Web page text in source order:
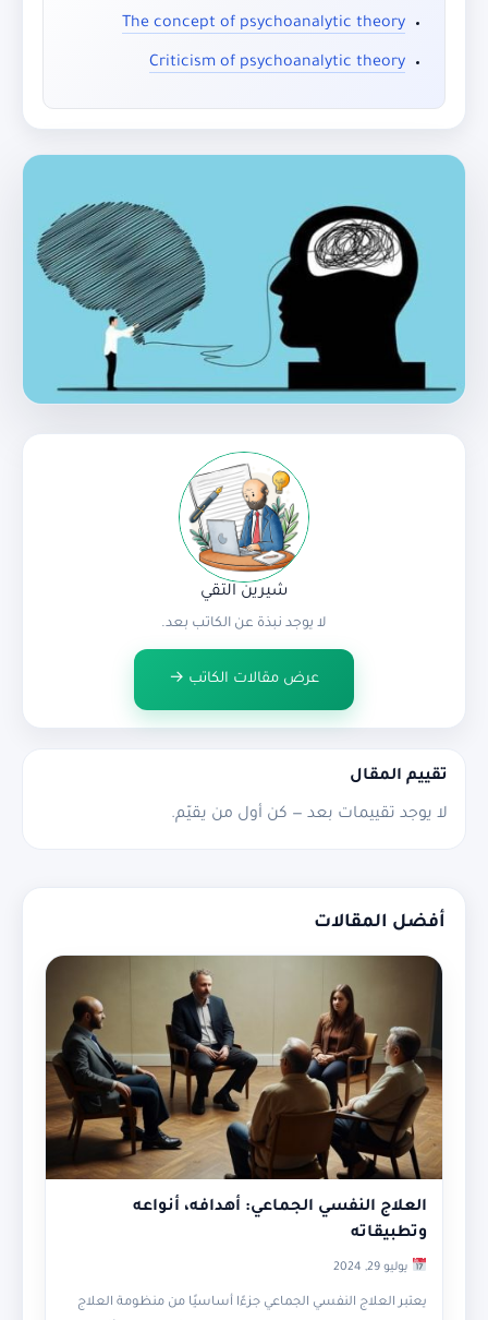
The concept of psychoanalytic theory
Criticism of psychoanalytic theory
شيرين التقي
لا يوجد نبذة عن الكاتب بعد.
عرض مقالات الكاتب →
تقييم المقال
لا يوجد تقييمات بعد — كن أول من يقيّم.
أفضل المقالات
العلاج النفسي الجماعي: أهدافه، أنواعه
وتطبيقاته
يوليو 29, 2024
يعتبر العلاج النفسي الجماعي جزءًا أساسيًا من منظومة العلاج